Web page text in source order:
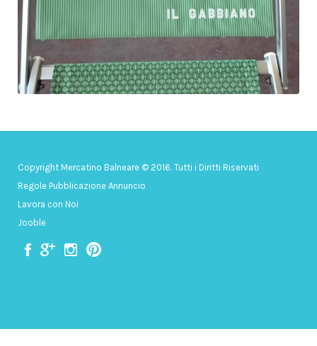
Copyright Mercatino Balneare © 2016. Tutti i Diritti Riservati
Regole Pubblicazione Annuncio
Lavora con Noi
Jooble